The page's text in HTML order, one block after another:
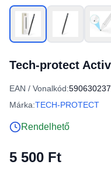
Tech-protect
EAN / Vonalkód:
Márka:TECH-PROTECT
Rendelhető
5 500 Ft